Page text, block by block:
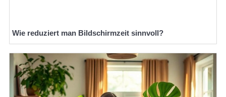
Wie reduziert man Bildschirmzeit sinnvoll?